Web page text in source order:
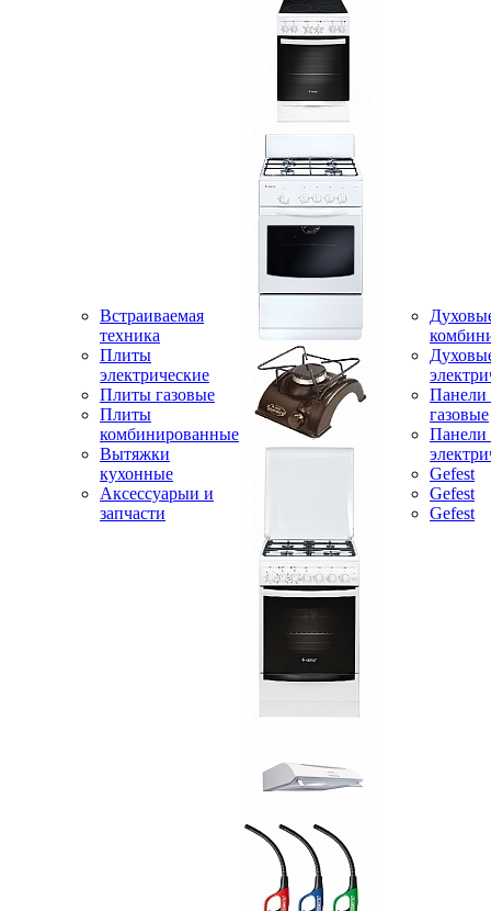
Встраиваемая
техника
Плиты
электрические
Плиты газовые
Плиты
комбинированные
Вытяжки
кухонные
Аксессуарыи и
запчасти
Панели
газовые
Панели
Gefest
Gefest
Gefest